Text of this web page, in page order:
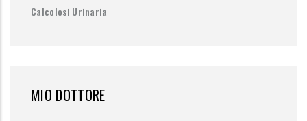
Calcolosi Urinaria
MIO DOTTORE